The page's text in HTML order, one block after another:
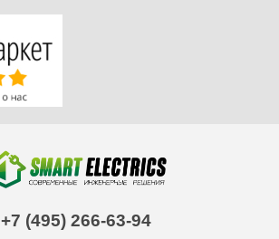
+7 (495) 266-63-94